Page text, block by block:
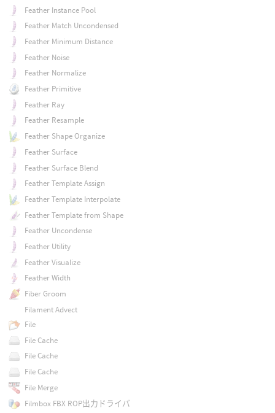
Feather Instance Pool
Feather Match Uncondensed
Feather Minimum Distance
Feather Noise
Feather Normalize
Feather Primitive
Feather Ray
Feather Resample
Feather Shape Organize
Feather Surface
Feather Surface Blend
Feather Template Assign
Feather Template Interpolate
Feather Template from Shape
Feather Uncondense
Feather Utility
Feather Visualize
Feather Width
Fiber Groom
Filament Advect
File
File Cache
File Cache
File Cache
File Merge
Filmbox FBX ROP出力ドライバ